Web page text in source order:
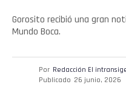
Gorosito recibió una gran
Mundo Boca.
Por Redacción El
Publicado 26 junio, 2026
Reddit